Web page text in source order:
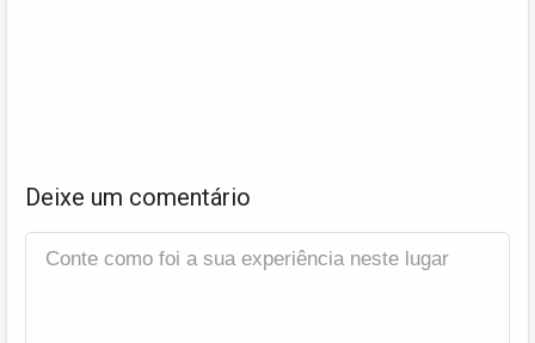
Deixe um comentário